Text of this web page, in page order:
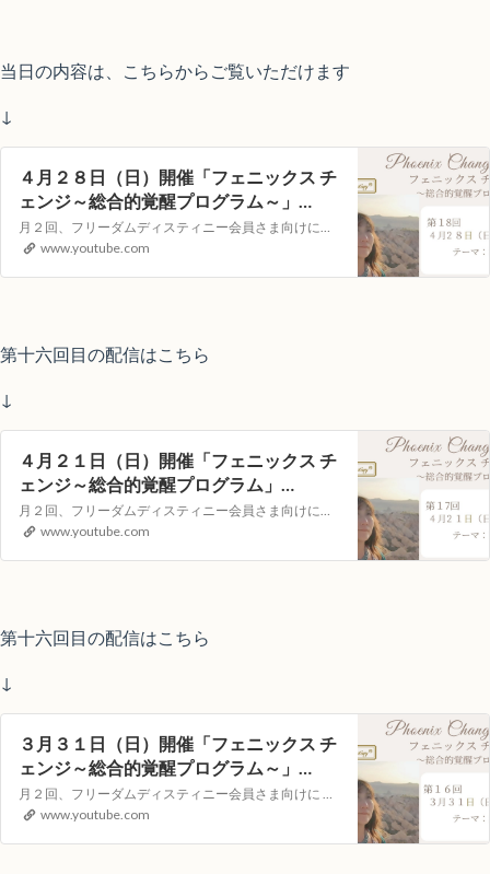
当日の内容は、こちらからご覧いただけます
↓
４月２８日（日）開催「フェニックス チ
ェンジ～総合的覚醒プログラム～」
YouTubeライブヒーリングイベント
月２回、フリーダムディスティニー会員さま向けに遠隔ヒーリング LOVING サポートを YouTube の生配信でお届けします。視聴者参加型のイベントとなりますので次回、どんなテーマで講座を開いてほしいか?等のリクエストや配信中のコメントもお受付しています!【第１８回目）配信日時】４月２１日（日）１０：００～（約…
www.youtube.com
第十六回目の配信はこちら
↓
４月２１日（日）開催「フェニックス チ
ェンジ～総合的覚醒プログラム」
YouTubeライブヒーリングイベント
月２回、フリーダムディスティニー会員さま向けに遠隔ヒーリング LOVING サポートを YouTube の生配信でお届けします。視聴者参加型のイベントとなりますので次回、どんなテーマで講座を開いてほしいか?等のリクエストや配信中のコメントもお受付しています!【第１７回目）配信日時】４月２１日（日）１０：００～（約…
www.youtube.com
第十六回目の配信はこちら
↓
３月３１日（日）開催「フェニックス チ
ェンジ～総合的覚醒プログラム～」
YouTubeライブヒーリングイベント
月２回、フリーダムディスティニー会員さま向けに 遠隔ヒーリング LOVING サポートを YouTube の 生配信でお届けします。 視聴者参加型のイベントとなりますので 次回、どんなテーマで講座を開いてほしいか?等のリクエストや 配信中のコメントもお受付しています!【第１５回目）配信日時】３月２４日（日）１０：…
www.youtube.com